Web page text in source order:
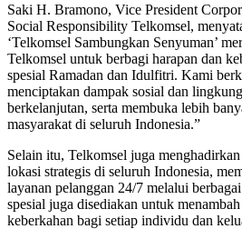
Saki H. Bramono, Vice President
Social Responsibility Telkomsel,
‘Telkomsel Sambungkan Senyuman’
Telkomsel untuk berbagi harapan dan
spesial Ramadan dan Idulfitri. Kami
menciptakan dampak sosial dan
berkelanjutan, serta membuka lebih
masyarakat di seluruh Indonesia.”
Selain itu, Telkomsel juga
lokasi strategis di seluruh Indonesia,
layanan pelanggan 24/7 melalui
spesial juga disediakan untuk
keberkahan bagi setiap individu dan